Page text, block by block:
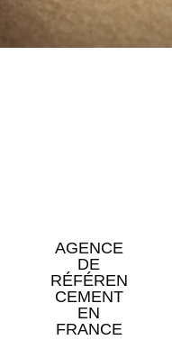
AGENCE
DE
RÉFÉREN
CEMENT
EN
FRANCE